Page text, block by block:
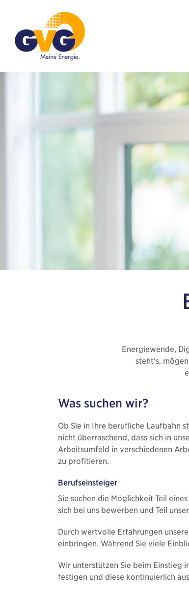
Energiewende,
steht's,
Was suchen wir?
Ob Sie in Ihre berufliche Laufbahn
nicht überraschend, dass sich in
Arbeitsumfeld in verschiedenen
zu profitieren.
Berufseinsteiger
Sie suchen die Möglichkeit Teil
sich bei uns bewerben und Teil
Durch wertvolle Erfahrungen
einbringen. Während Sie viele
Wir unterstützen Sie beim Einstieg
festigen und diese kontinuierlich